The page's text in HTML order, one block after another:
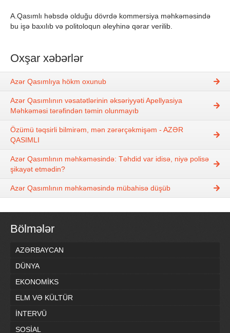
A.Qasımlı həbsdə olduğu dövrdə kommersiya məhkəməsində
bu işə baxılıb və politoloqun əleyhinə qərar verilib.
Oxşar xəbərlər
Azər Qasımlıya hökm oxunub
Azər Qasımlının vəsatətlərinin əksəriyyəti Apellyasiya
Məhkəməsi tərəfindən təmin olunmayıb
Özümü təqsirli bilmirəm, mən zərərçəkmişəm - AZƏR
QASIMLI
Azər Qasımlının məhkəməsində: Təhdid var idisə, niyə polisə
şikayət etmədin?
Azər Qasımlının məhkəməsində mübahisə düşüb
Bölmələr
AZƏRBAYCAN
DÜNYA
EKONOMİKS
ELM VƏ KÜLTÜR
İNTERVÜ
SOSİAL